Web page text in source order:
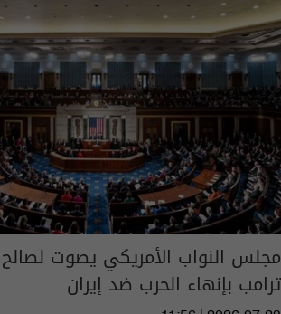
مجلس النواب الأمريكي يصوت
ترامب بإنهاء الحرب ضد إيران